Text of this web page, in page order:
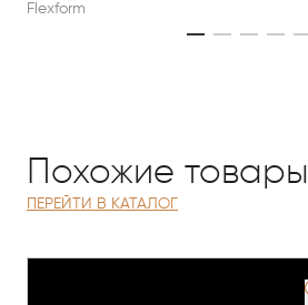
Flexform
Похожие товары
ПЕРЕЙТИ В КАТАЛОГ